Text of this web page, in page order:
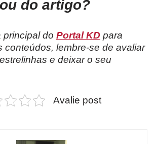
do artigo?
principal do Portal KD para
conteúdos, lembre-se de avaliar
e deixar o seu
Avalie post